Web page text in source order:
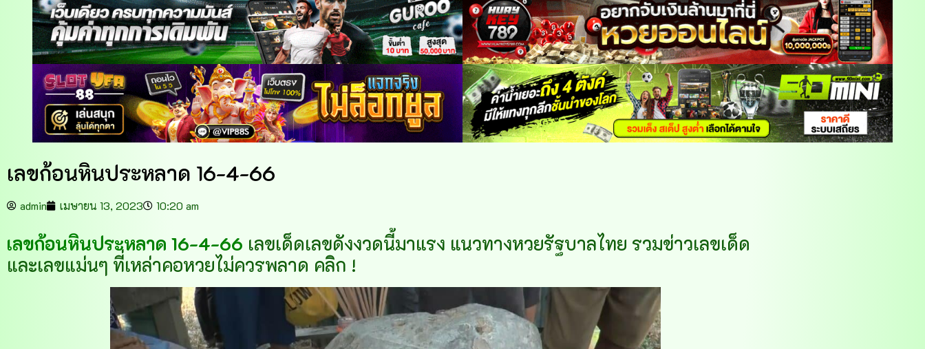
เลขก้อนหินประหลาด 16-4-66
admin เมษายน 13, 2023 10:20 am
เลขก้อนหินประหลาด 16-4-66 เลขเด็ดเลขดังงวดนี้มาแรง แนวทางหวยรัฐบาลไทย รวมข่าวเลขเด็ด
และเลขแม่นๆ ที่เหล่าคอหวยไม่ควรพลาด คลิก !